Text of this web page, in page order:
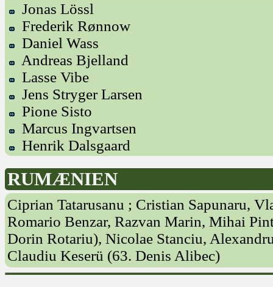
Jonas Lössl
Frederik Rønnow
Daniel Wass
Andreas Bjelland
Lasse Vibe
Jens Stryger Larsen
Pione Sisto
Marcus Ingvartsen
Henrik Dalsgaard
RUMÆNIEN
Ciprian Tatarusanu ; Cristian Sapunaru,
Romario Benzar, Razvan Marin, Mihai
Dorin Rotariu), Nicolae Stanciu,
Claudiu Keserü (63. Denis Alibec)